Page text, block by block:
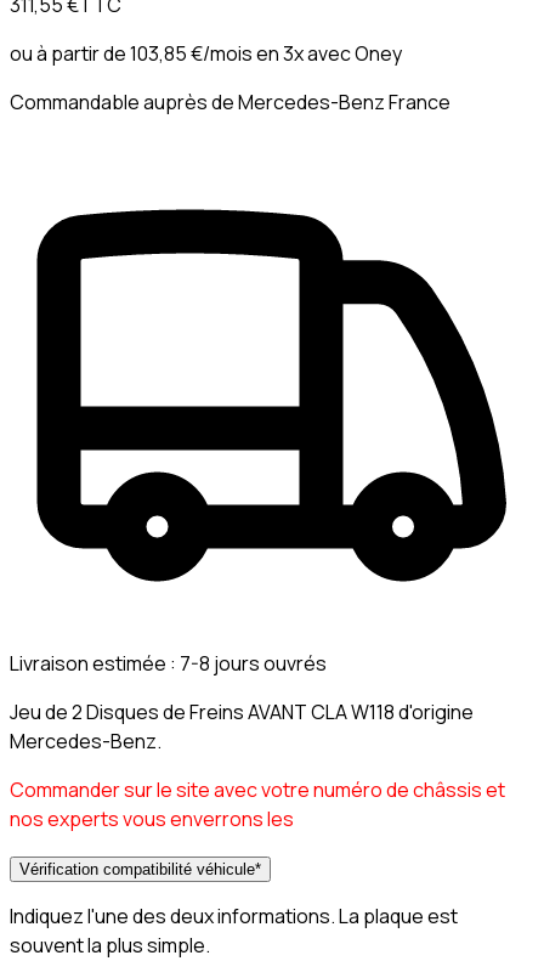
ou à partir de103,85 €/mois en 3x avecOney
Commandable auprès de Mercedes-Benz France
Livraison estimée : 7-8 jours ouvrés
Jeu de 2 Disques de Freins AVANT CLA W118 d'origine
Mercedes-Benz.
Commander sur le site avec votre numéro de châssis et
nos experts vous enverrons les
Vérification compatibilité véhicule*
Indiquez l'une des deux informations. La plaque est
souvent la plus simple.